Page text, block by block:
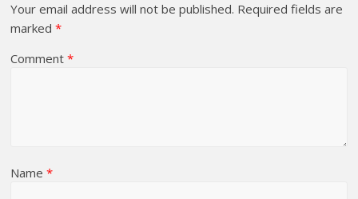
Your email address will not be published. Required fields are
marked*
Comment*
Name*